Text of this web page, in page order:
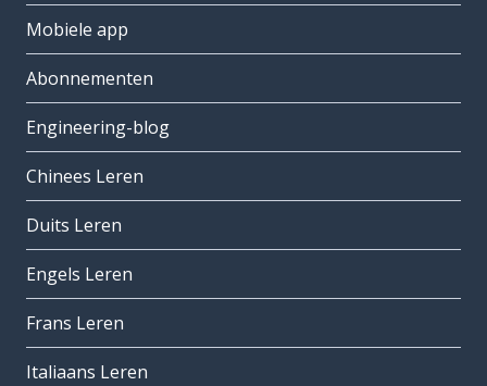
Mobiele app
Abonnementen
Engineering-blog
Chinees Leren
Duits Leren
Engels Leren
Frans Leren
Italiaans Leren